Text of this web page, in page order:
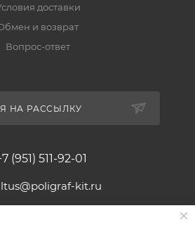
доставки
и возврат
Вопрос-ответ
НА РАССЫЛКУ
(951) 511-92-01
kit.ru
обл, Аксайский р-н,